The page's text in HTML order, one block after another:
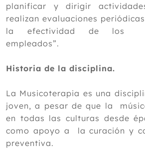
2018
2017
2015
2013
2012
planificar y dirigir
realizan evaluaciones
la efectividad de los
empleados”.
Historia de la disciplina.
La Musicoterapia es una
joven, a pesar de que la
en todas las culturas desde
como apoyo a la curación y
preventiva.